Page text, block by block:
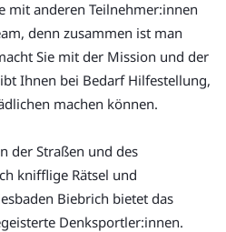
mit anderen Teilnehmer:innen
denn zusammen ist man
Sie mit der Mission und der
Ihnen bei Bedarf Hilfestellung,
machen können.
der Straßen und des
knifflige Rätsel und
Biebrich bietet das
Denksportler:innen.